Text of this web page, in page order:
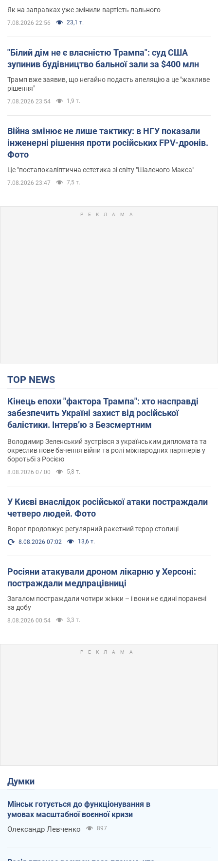
Як на заправках уже змінили вартість пального
7.08.2026 22:56 23,1 т.
"Білий дім не є власністю Трампа": суд США
зупинив будівництво бальної зали за $400 млн
Трамп вже заявив, що негайно подасть апеляцію а це "жахливе
рішення"
7.08.2026 23:54 1,9 т.
Війна змінює не лише тактику: в НГУ показали
інженерні рішення проти російських FPV-дронів.
Фото
Це "постапокаліптична естетика зі світу "Шаленого Макса"
7.08.2026 23:47 7,5 т.
TOP NEWS
Кінець епохи "фактора Трампа": хто насправді
забезпечить Україні захист від російської
балістики. Інтерв’ю з Безсмертним
Володимир Зеленський зустрівся з українським дипломата та
окреслив нове бачення війни та ролі міжнародних партнерів у
боротьбі з Росією
8.08.2026 07:00 5,8 т.
У Києві внаслідок російської атаки постраждали
четверо людей. Фото
Ворог продовжує регулярний ракетний терор столиці
8.08.2026 07:02 13,6 т.
Росіяни атакували дроном лікарню у Херсоні:
постраждали медпрацівниці
Загалом постраждали чотири жінки – і вони не єдині поранені
за добу
8.08.2026 00:54 3,3 т.
Думки
Мінськ готується до функціонування в
умовах масштабної воєнної кризи
Олександр Левченко 897